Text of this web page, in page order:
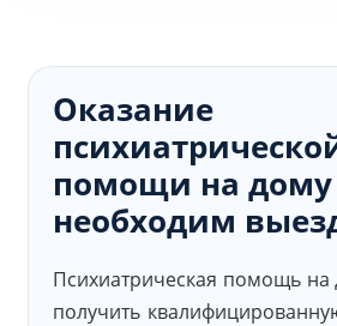
Оказание
помощи на дому
необходим
Психиатрическая помощь на
получить